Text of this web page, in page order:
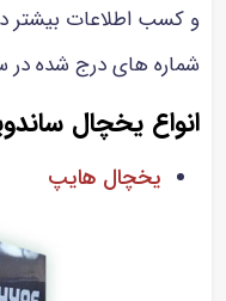
و کسب اطلاعات بیشتر
شماره های درج شده
انواع یخچال
یخچال هایپ